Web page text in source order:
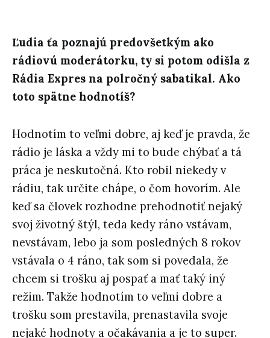
Ľudia ťa poznajú predovšetkým ako
rádiovú moderátorku, ty si potom odišla z
Rádia Expres na polročný sabatikal. Ako
toto spätne hodnotíš?
Hodnotím to veľmi dobre, aj keď je pravda, že
rádio je láska a vždy mi to bude chýbať a tá
práca je neskutočná. Kto robil niekedy v
rádiu, tak určite chápe, o čom hovorím. Ale
keď sa človek rozhodne prehodnotiť nejaký
svoj životný štýl, teda kedy ráno vstávam,
nevstávam, lebo ja som posledných 8 rokov
vstávala o 4 ráno, tak som si povedala, že
chcem si trošku aj pospať a mať taký iný
režim. Takže hodnotím to veľmi dobre a
trošku som prestavila, prenastavila svoje
nejaké hodnoty a očakávania a je to super.